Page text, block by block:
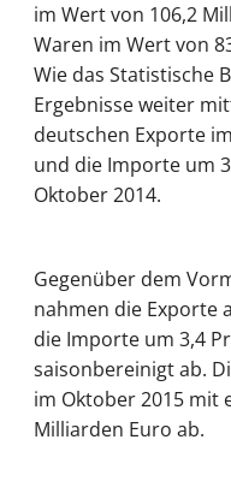
im Wert von 106,2
Waren im Wert von
Wie das Statistische
Ergebnisse weiter
deutschen Exporte
und die Importe um
Oktober 2014.
Gegenüber dem
nahmen die Exporte
die Importe um 3,4
saisonbereinigt ab.
im Oktober 2015 mit
Milliarden Euro ab.